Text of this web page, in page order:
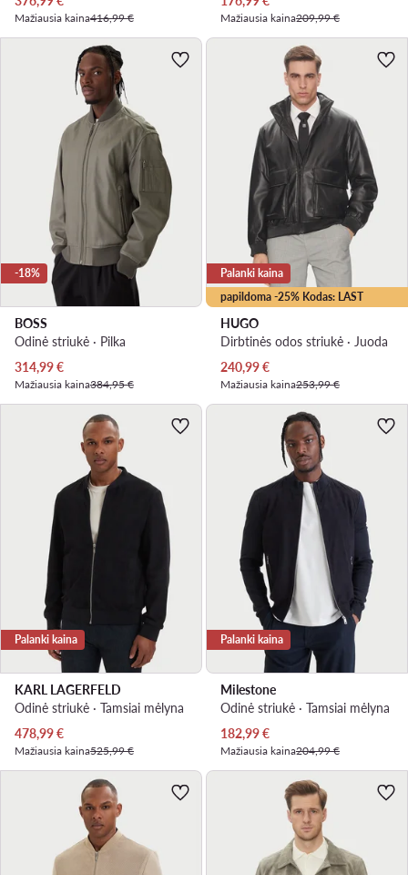
Mažiausia kaina416,99 € Mažiausia kaina209,99 €
-18%
BOSS
Odinė striukė · Pilka
Dabartinė kaina
314,99€
Mažiausia kaina384,95 €
papildoma -25% Kodas: LAST
Palanki kaina
HUGO
Dirbtinės odos striukė · Juoda
Dabartinė kaina
240,99€
Mažiausia kaina253,99 €
Palanki kaina
KARL LAGERFELD
Odinė striukė · Tamsiai mėlyna
Dabartinė kaina
478,99€
Mažiausia kaina525,99 €
Palanki kaina
Milestone
Odinė striukė · Tamsiai mėlyna
Dabartinė kaina
182,99€
Mažiausia kaina204,99 €